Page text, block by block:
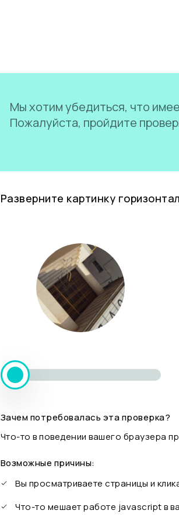
Мы хотим убедиться, что
Пожалуйста, пройдите
Разверните картинку
Зачем потребовалась эта проверка?
Что-то в поведении вашего браузера
Возможные причины:
Вы просматриваете страницы и
Что-то мешает работе javascript в